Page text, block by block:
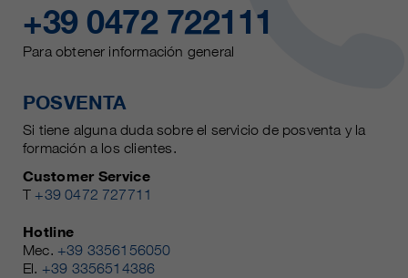
+39 0472 722111
Para obtener información general
POSVENTA
Si tiene alguna duda sobre el servicio de posventa y la
formación a los clientes.
Customer Service
T +39 0472 727711
Hotline
Mec. +39 3356156050
El. +39 3356514386